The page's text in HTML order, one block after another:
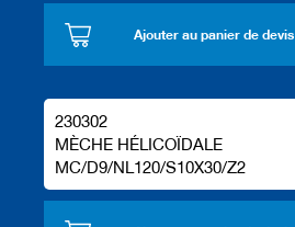
Ajouter au panier de devis
230302
MÈCHE HÉLICOÏDALE
MC/D9/NL120/S10X30/Z2